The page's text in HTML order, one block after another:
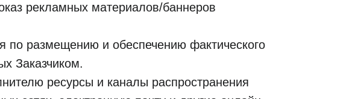
рекламных материалов/баннеров
размещению и обеспечению фактического
Заказчиком.
ресурсы и каналы распространения